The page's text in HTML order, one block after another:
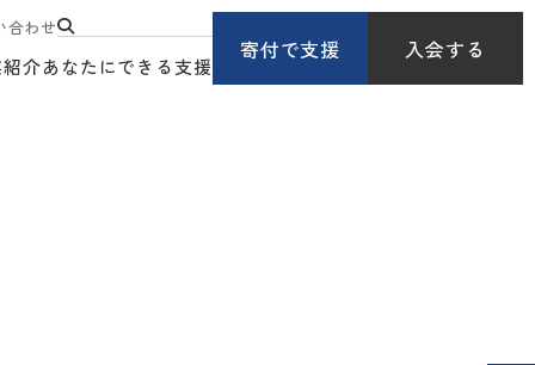
合わせ
介あなたにできる支援
寄付で支援 入会する